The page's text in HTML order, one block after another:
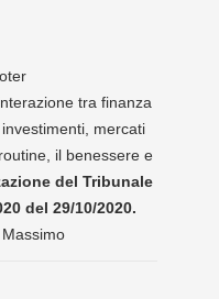
tra finanza
mercati
il benessere e
del Tribunale
del 29/10/2020.